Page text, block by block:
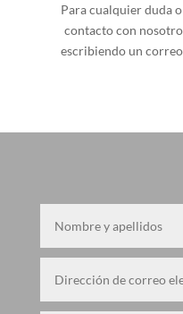
Para cualquier duda
contacto con
escribiendo un